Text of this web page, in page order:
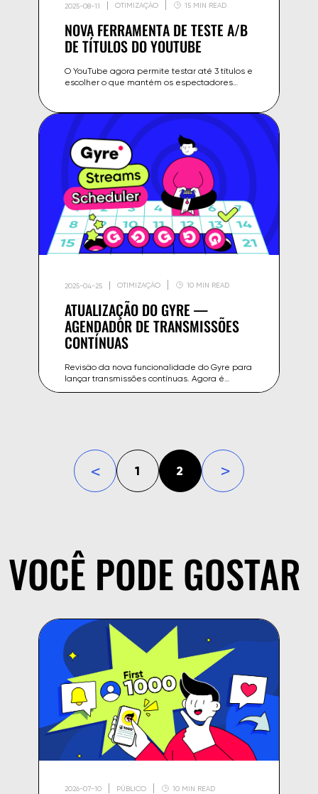
2025-08-11 OTIMIZAÇÃO 15 MIN READ
NOVA FERRAMENTA DE TESTE A/B
DE TÍTULOS DO YOUTUBE
O YouTube agora permite testar até 3 títulos e
escolher o que mantém os espectadores
2025-04-25 OTIMIZAÇÃO 10 MIN READ
ATUALIZAÇÃO DO GYRE —
AGENDADOR DE TRANSMISSÕES
CONTÍNUAS
Revisão da nova funcionalidade do Gyre para
lançar transmissões contínuas. Agora é
possível agendar o início e término das
1 2
VOCÊ PODE GOSTAR
2026-07-10 PÚBLICO 10 MIN READ